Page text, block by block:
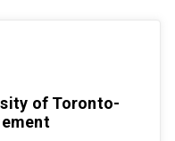
of Toronto-